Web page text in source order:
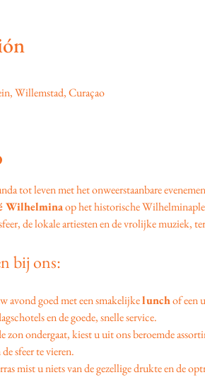
Willemstad, Curaçao
tot leven met het onweerstaanbare
Wilhelmina op het historische
de lokale artiesten en de vrolijke muziek,
bij ons:
avond goed met een smakelijke lunch of een
en de goede, snelle service.
zon ondergaat, kiest u uit ons beroemde
sfeer te vieren.
mist u niets van de gezellige drukte en de